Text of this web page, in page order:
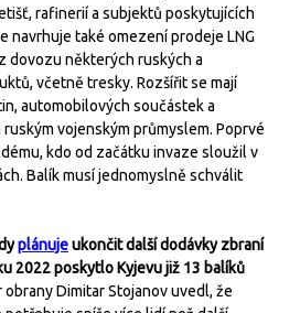
rafinerií a subjektů poskytujících
navrhuje také omezení prodeje LNG
dovozu některých ruských a
včetně tresky. Rozšířit se mají
automobilových součástek a
vojenským průmyslem. Poprvé
kdo od začátku invaze sloužil v
Balík musí jednomyslně schválit
plánujeukončit další dodávky zbraní
2022 poskytlo Kyjevu již 13 balíků
obrany Dimitar Stojanov uvedl, že